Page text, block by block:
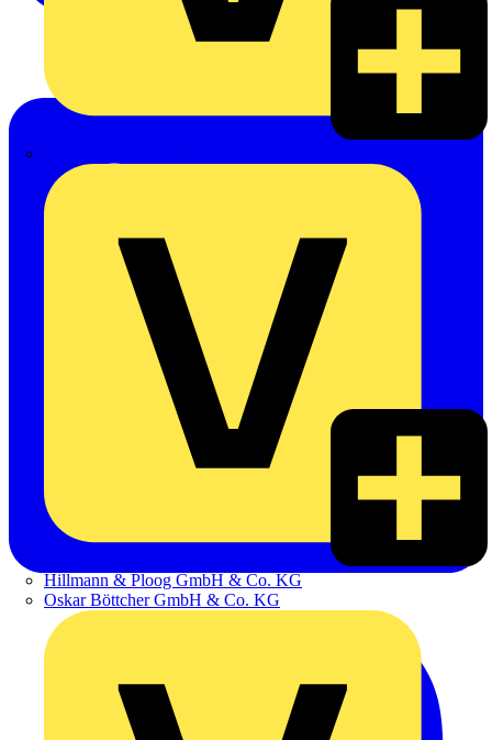
Hillmann & Ploog GmbH & Co. KG
Oskar Böttcher GmbH & Co. KG